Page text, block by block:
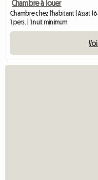
Chambre à louer
Chambre chez l'habitant | Assat
1 pers. | 1 nuit minimum